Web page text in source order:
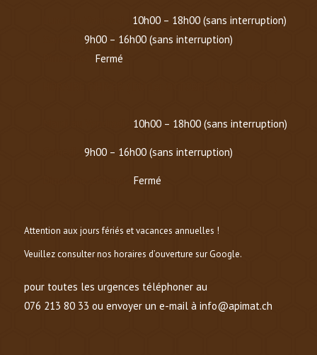
10h00 – 18h00 (sans interruption)
9h00 – 16h00 (sans interruption)
Fermé
10h00 – 18h00 (sans interruption)
9h00 – 16h00 (sans interruption)
Fermé
Attention aux jours fériés et vacances annuelles !
Veuillez consulter nos horaires d’ouverture sur Google.
pour toutes les urgences téléphoner au
076 213 80 33 ou envoyer un e-mail à info@apimat.ch